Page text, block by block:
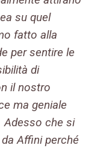
su quel
fatto alla
per sentire le
di
il nostro
ma geniale
Adesso che si
Affini perché